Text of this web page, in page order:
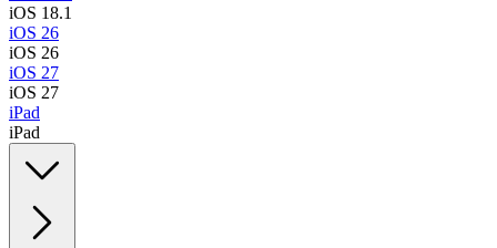
iOS 18.1
iOS 26
iOS 26
iOS 27
iOS 27
iPad
iPad